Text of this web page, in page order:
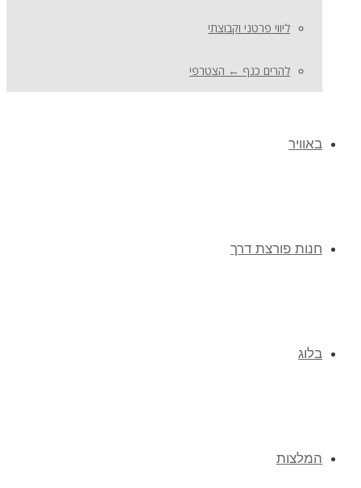
ליווי פרטני וקבוצתי
להרים כנף ← הצטרפי
באוויר
חנות פורצת דרך
בלוג
המלצות